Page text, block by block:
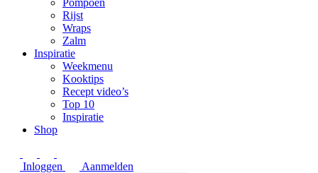
Pompoen
Rijst
Wraps
Zalm
Inspiratie
Weekmenu
Kooktips
Recept video’s
Top 10
Inspiratie
Shop
Inloggen
Aanmelden